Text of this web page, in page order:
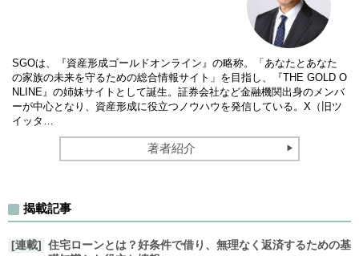
SGOは、『資産形成ゴールドオンライン』の略称。「あなたとあなた
の家族の未来を守るための総合情報サイト」を目指し、『THE GOLD O
NLINE』の姉妹サイトとして誕生。証券会社など金融機関出身のメンバ
ーが中心となり、資産形成に役立つノウハウを発信している。X（旧ツ
イッタ…
著者紹介
揭載記事
[連載] 住宅ローンとは？好条件で借り、無理なく返済するための基